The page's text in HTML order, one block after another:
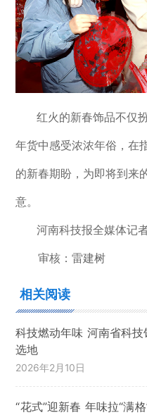
红火的新春饰品不仅扮
年货中感受浓浓年俗，在
的新春期盼，为即将到来
意。
河南科技报全媒体记
审核：雷建树
相关阅读
科技燃动年味 河南省科
选地
2026年2月10日
“花式”迎新春 年味拉“满